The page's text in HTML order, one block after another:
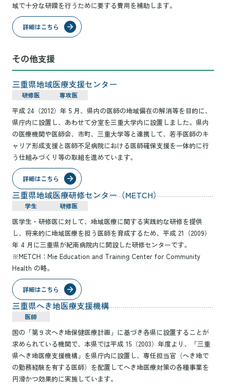
域で十分な研鑽を行うために要する費用を補助します。
詳細はこちら
その他支援
三重県地域医療支援センター
研修医 専攻医
平成 24（2012）年 5 月、県内の医師の地域偏在の解消等を目的に、
県庁内に設置し、あわせて分室を三重大学内に設置しました。県内
の医療機関や医師会、市町、三重大学等と連携して、若手医師のキ
ャリア形成支援と医師不足病院における医師確保支援を一体的に行
う仕組みづくり等の取組を進めています。
詳細はこちら
三重県地域医療研修センター（METCH）
学生 研修医
医学生・研修医に対して、地域医療に関する実践的な研修を提供
し、将来的に地域医療を担う医師を育成するため、平成 21（2009）
年 4 月に三重県が紀南病院内に開設した研修センターです。
※METCH：Mie Education and Training Center for Community
Health の略。
詳細はこちら
三重県へき地医療支援機構
医師
国の「第９次へき地保健医療計画」に基づき各県に設置することが
求められている機関で、本県では平成 15（2003）年度より、「三重
県へき地医療支援機構」を県庁内に設置し、専任担当官（へき地で
の勤務経験を有する医師）を配置してへき地医療対策の各種事業を
円滑かつ効果的に実施しています。